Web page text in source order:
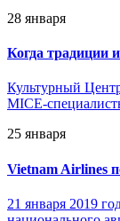
28 января
Когда традиции
Культурный
MICE-
25 января
Vietnam Airlines
21 января 2019